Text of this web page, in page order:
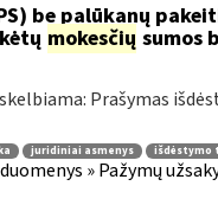
be palūkanų
mokesčių sumos
Prašymas
juridiniai asmenys išdėstymo
» Pažymų